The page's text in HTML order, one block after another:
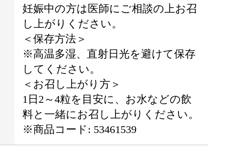
妊娠中の方は医師にご相談の上お召
し上がりください。
＜保存方法＞
※高温多湿、直射日光を避けて保存
してください。
＜お召し上がり方＞
1日2～4粒を目安に、お水などの飲
料と一緒にお召し上がりください。
※商品コード: 53461539